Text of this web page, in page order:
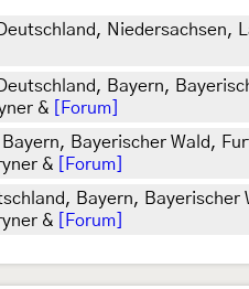
Niedersachsen,
Bayern,
&
[Forum]
Bayerischer Wald,
&
[Forum]
Bayern,
&
[Forum]